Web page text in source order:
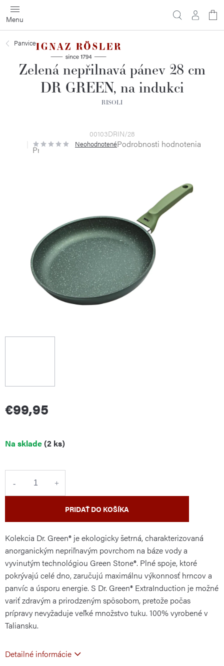
Prejsť
na
obsah
Panvice
Zelená nepřilnavá pánev 28 cm
DR GREEN, na indukci
RISOLI
00103DRIN/28
Priemerné
hodnotenie
NeohodnotenéPodrobnosti hodnotenia
€99,95
Jednotková
cena:
Na sklade(2 ks)
PRIDAŤ DO KOŠÍKA
Kolekcia Dr. Green® je ekologicky šetrná, charakterizovaná
anorganickým nepriľnavým povrchom na báze vody a
vyvinutým technológiou Green Stone®. Plné spoje, ktoré
pokrývajú celé dno, zaručujú maximálnu výkonnosť hrncov a
panvíc a úsporu energie. S Dr. Green® ExtraInduction je možné
variť zdravým a prirodzeným spôsobom, pretože počas
prípravy nevyžaduje veľké množstvo tuku. 100% vyrobené v
Taliansku.
Detailné informácie